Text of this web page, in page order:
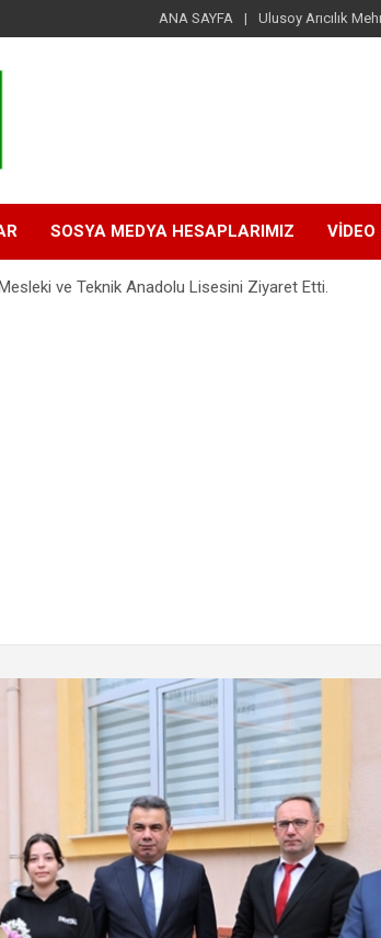
ANA SAYFA Ulusoy Arıcılık
SOSYA MEDYA HESAPLARIMIZ VİDEO
ve Teknik Anadolu Lisesini Ziyaret Etti.